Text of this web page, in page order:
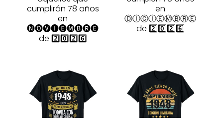
cumplirán 78 años
en
🅝🅞🅥🅘🅔🅜🅑🅡🅔
de 2️⃣0️⃣2️⃣6️⃣
en
ⒹⒾⒸⒾⒺⓂⒷⓇⒺ
de 2️⃣0️⃣2️⃣6️⃣